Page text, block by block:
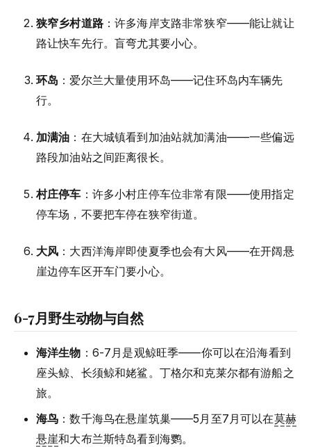
狭窄乡村道路：许多海岸支路非常狭窄——能让就让
路让快车先行。盲弯尤其要小心。
环岛 ：爱尔兰大量使用环岛——记住环岛内车辆先
行。
加满油 ：在大城镇看到加油站就加满油——一些偏远
路段加油站之间距离很长。
村庄停车 ：许多小村庄停车位非常有限——使用指定
停车场，不要把车停在狭窄街道。
大风 ：大西洋海岸即使夏季也会有大风——在开阔悬
崖边停车区开车门要小心。
6-7月野生动物与自然
海洋生物 ：6-7月是观鲸旺季——你可以在沿海看到
座头鲸、长须鲸和姥鲨。丁格尔和克莱尔都有游船之
旅。
海鸟 ：数千海鸟在悬崖筑巢——5月至7月可以在莫赫
悬崖和大布兰斯特岛看到海鹦。